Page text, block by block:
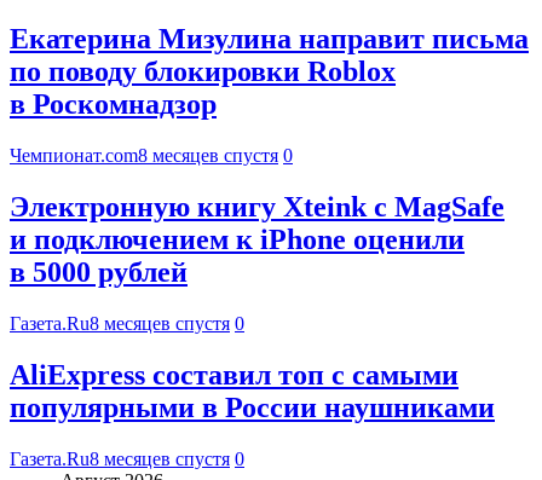
Екатерина Мизулина направит письма
по поводу блокировки Roblox
в Роскомнадзор
Чемпионат.com8 месяцев спустя 0
Электронную книгу Xteink с MagSafe
и подключением к iPhone оценили
в 5000 рублей
Газета.Ru8 месяцев спустя 0
AliExpress составил топ с самыми
популярными в России наушниками
Газета.Ru8 месяцев спустя 0